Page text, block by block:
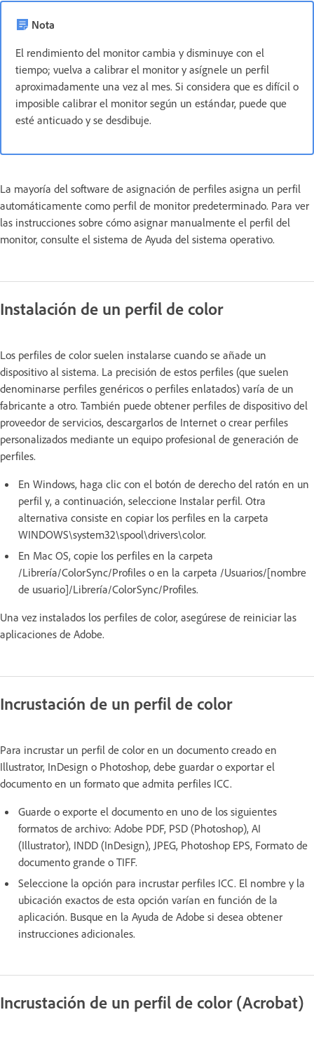
Nota
El rendimiento del monitor cambia y disminuye con el
tiempo; vuelva a calibrar el monitor y asígnele un perfil
aproximadamente una vez al mes. Si considera que es difícil o
imposible calibrar el monitor según un estándar, puede que
esté anticuado y se desdibuje.
La mayoría del software de asignación de perfiles asigna un perfil
automáticamente como perfil de monitor predeterminado. Para ver
las instrucciones sobre cómo asignar manualmente el perfil del
monitor, consulte el sistema de Ayuda del sistema operativo.
Instalación de un perfil de color
Los perfiles de color suelen instalarse cuando se añade un
dispositivo al sistema. La precisión de estos perfiles (que suelen
denominarse perfiles genéricos o perfiles enlatados) varía de un
fabricante a otro. También puede obtener perfiles de dispositivo del
proveedor de servicios, descargarlos de Internet o crear perfiles
personalizados mediante un equipo profesional de generación de
perfiles.
En Windows, haga clic con el botón de derecho del ratón en un
perfil y, a continuación, seleccione Instalar perfil. Otra
alternativa consiste en copiar los perfiles en la carpeta
WINDOWS\system32\spool\drivers\color.
En Mac OS, copie los perfiles en la carpeta
/Librería/ColorSync/Profiles o en la carpeta /Usuarios/[nombre
de usuario]/Librería/ColorSync/Profiles.
Una vez instalados los perfiles de color, asegúrese de reiniciar las
aplicaciones de Adobe.
Incrustación de un perfil de color
Para incrustar un perfil de color en un documento creado en
Illustrator, InDesign o Photoshop, debe guardar o exportar el
documento en un formato que admita perfiles ICC.
Guarde o exporte el documento en uno de los siguientes
formatos de archivo: Adobe PDF, PSD (Photoshop), AI
(Illustrator), INDD (InDesign), JPEG, Photoshop EPS, Formato de
documento grande o TIFF.
Seleccione la opción para incrustar perfiles ICC. El nombre y la
ubicación exactos de esta opción varían en función de la
aplicación. Busque en la Ayuda de Adobe si desea obtener
instrucciones adicionales.
Incrustación de un perfil de color (Acrobat)